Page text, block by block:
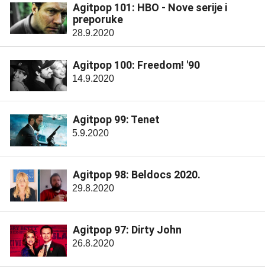
Agitpop 101: HBO - Nove serije i
preporuke
28.9.2020
Agitpop 100: Freedom! '90
14.9.2020
Agitpop 99: Tenet
5.9.2020
Agitpop 98: Beldocs 2020.
29.8.2020
Agitpop 97: Dirty John
26.8.2020